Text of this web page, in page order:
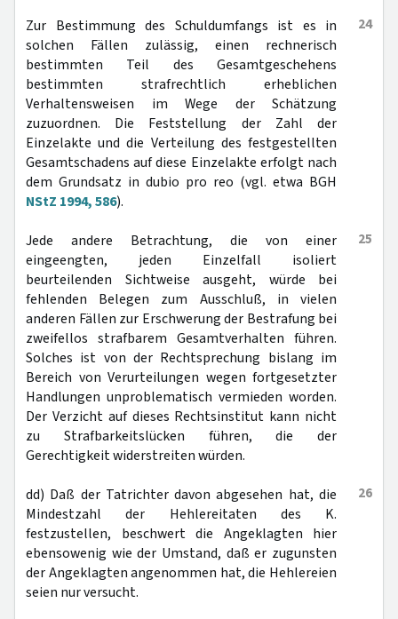
24
Zur Bestimmung des Schuldumfangs ist es in
solchen Fällen zulässig, einen rechnerisch
bestimmten Teil des Gesamtgeschehens
bestimmten strafrechtlich erheblichen
Verhaltensweisen im Wege der Schätzung
zuzuordnen. Die Feststellung der Zahl der
Einzelakte und die Verteilung des festgestellten
Gesamtschadens auf diese Einzelakte erfolgt nach
dem Grundsatz in dubio pro reo (vgl. etwa BGH
NStZ 1994, 586).
25
Jede andere Betrachtung, die von einer
eingeengten, jeden Einzelfall isoliert
beurteilenden Sichtweise ausgeht, würde bei
fehlenden Belegen zum Ausschluß, in vielen
anderen Fällen zur Erschwerung der Bestrafung bei
zweifellos strafbarem Gesamtverhalten führen.
Solches ist von der Rechtsprechung bislang im
Bereich von Verurteilungen wegen fortgesetzter
Handlungen unproblematisch vermieden worden.
Der Verzicht auf dieses Rechtsinstitut kann nicht
zu Strafbarkeitslücken führen, die der
Gerechtigkeit widerstreiten würden.
26
dd) Daß der Tatrichter davon abgesehen hat, die
Mindestzahl der Hehlereitaten des K.
festzustellen, beschwert die Angeklagten hier
ebensowenig wie der Umstand, daß er zugunsten
der Angeklagten angenommen hat, die Hehlereien
seien nur versucht.